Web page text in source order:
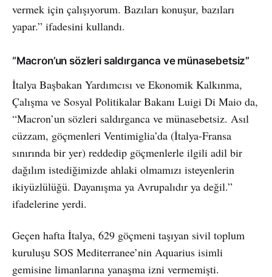
vermek için çalışıyorum. Bazıları konuşur, bazıları
yapar.” ifadesini kullandı.
“Macron’un sözleri saldırganca ve münasebetsiz”
İtalya Başbakan Yardımcısı ve Ekonomik Kalkınma,
Çalışma ve Sosyal Politikalar Bakanı Luigi Di Maio da,
“Macron’un sözleri saldırganca ve münasebetsiz. Asıl
cüzzam, göçmenleri Ventimiglia’da (İtalya-Fransa
sınırında bir yer) reddedip göçmenlerle ilgili adil bir
dağılım istediğimizde ahlaki olmamızı isteyenlerin
ikiyüzlülüğü. Dayanışma ya Avrupalıdır ya değil.”
ifadelerine yerdi.
Geçen hafta İtalya, 629 göçmeni taşıyan sivil toplum
kuruluşu SOS Mediterranee’nin Aquarius isimli
gemisine limanlarına yanaşma izni vermemişti.